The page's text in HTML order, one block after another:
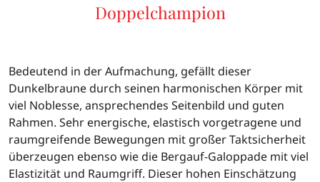
Doppelchampion
Bedeutend in der Aufmachung, gefällt dieser
Dunkelbraune durch seinen harmonischen Körper mit
viel Noblesse, ansprechendes Seitenbild und guten
Rahmen. Sehr energische, elastisch vorgetragene und
raumgreifende Bewegungen mit großer Taktsicherheit
überzeugen ebenso wie die Bergauf-Galoppade mit viel
Elastizität und Raumgriff. Dieser hohen Einschätzung